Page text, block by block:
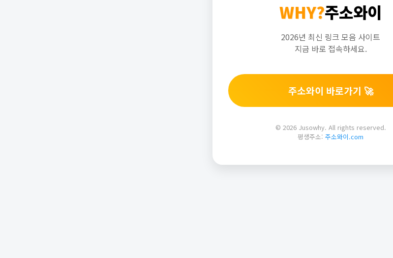
WHY?주소와이
2026년 최신 링크 모음 사이트
지금 바로 접속하세요.
주소와이 바로가기 🚀
© 2026 Jusowhy. All rights reserved.
평생주소: 주소와이.com